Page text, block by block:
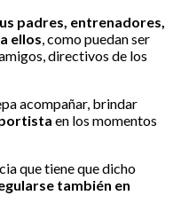
padres, entrenadores,
ellos, como puedan ser
directivos de los
acompañar, brindar
en los momentos
que tiene que dicho
también en